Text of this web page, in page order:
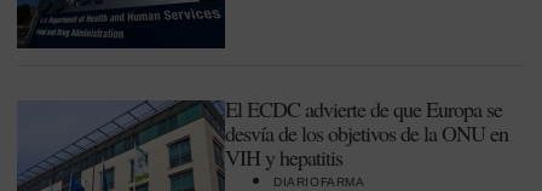
El ECDC advierte de que Europa se
desvía de los objetivos de la ONU en
VIH y hepatitis
DIARIOFARMA